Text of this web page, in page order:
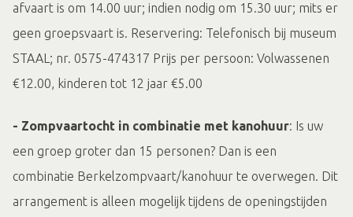
afvaart is om 14.00 uur; indien nodig om 15.30 uur; mits er
geen groepsvaart is. Reservering: Telefonisch bij museum
STAAL; nr. 0575-474317 Prijs per persoon: Volwassenen
€12.00, kinderen tot 12 jaar €5.00
- Zompvaartocht in combinatie met kanohuur: Is uw
een groep groter dan 15 personen? Dan is een
combinatie Berkelzompvaart/kanohuur te overwegen. Dit
arrangement is alleen mogelijk tijdens de openingstijden